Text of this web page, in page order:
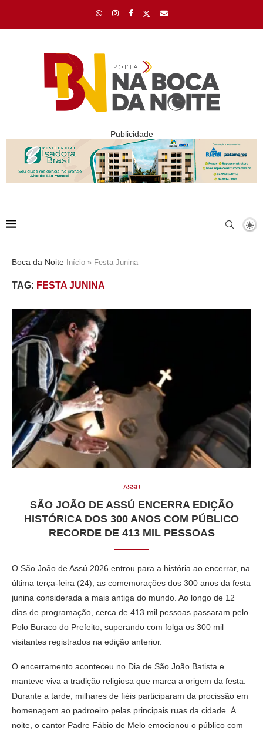
Publicidade
Boca da Noite Início » Festa Junina
TAG: FESTA JUNINA
ASSÚ
SÃO JOÃO DE ASSÚ ENCERRA EDIÇÃO
HISTÓRICA DOS 300 ANOS COM PÚBLICO
RECORDE DE 413 MIL PESSOAS
O São João de Assú 2026 entrou para a história ao encerrar, na
última terça-feira (24), as comemorações dos 300 anos da festa
junina considerada a mais antiga do mundo. Ao longo de 12
dias de programação, cerca de 413 mil pessoas passaram pelo
Polo Buraco do Prefeito, superando com folga os 300 mil
visitantes registrados na edição anterior.
O encerramento aconteceu no Dia de São João Batista e
manteve viva a tradição religiosa que marca a origem da festa.
Durante a tarde, milhares de fiéis participaram da procissão em
homenagem ao padroeiro pelas principais ruas da cidade. À
noite, o cantor Padre Fábio de Melo emocionou o público com